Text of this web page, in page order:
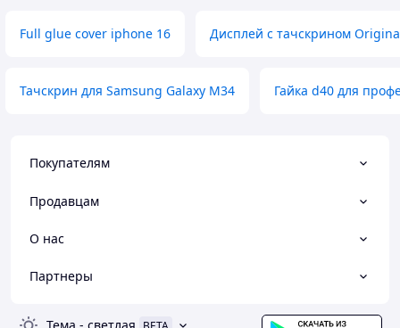
Full glue cover iphone 16 Дисплей с тачскрином
Тачскрин для Samsung Galaxy M34 Гайка d40 для
Покупателям
Продавцам
О нас
Партнеры